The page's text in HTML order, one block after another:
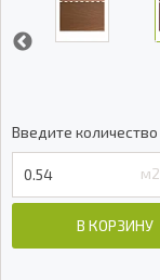
Введите количество
м2
В КОРЗИНУ